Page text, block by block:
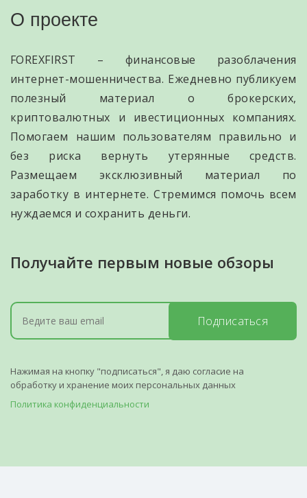
О проекте
FOREXFIRST – финансовые разоблачения
интернет-мошенничества. Ежедневно публикуем
полезный материал о брокерских,
криптовалютных и ивестиционных компаниях.
Помогаем нашим пользователям правильно и
без риска вернуть утерянные средств.
Размещаем эксклюзивный материал по
заработку в интернете. Стремимся помочь всем
нуждаемся и сохранить деньги.
Получайте первым новые обзоры
Подписаться
Нажимая на кнопку "подписаться", я даю согласие на
обработку и хранение моих персональных данных
Политика конфиденциальности